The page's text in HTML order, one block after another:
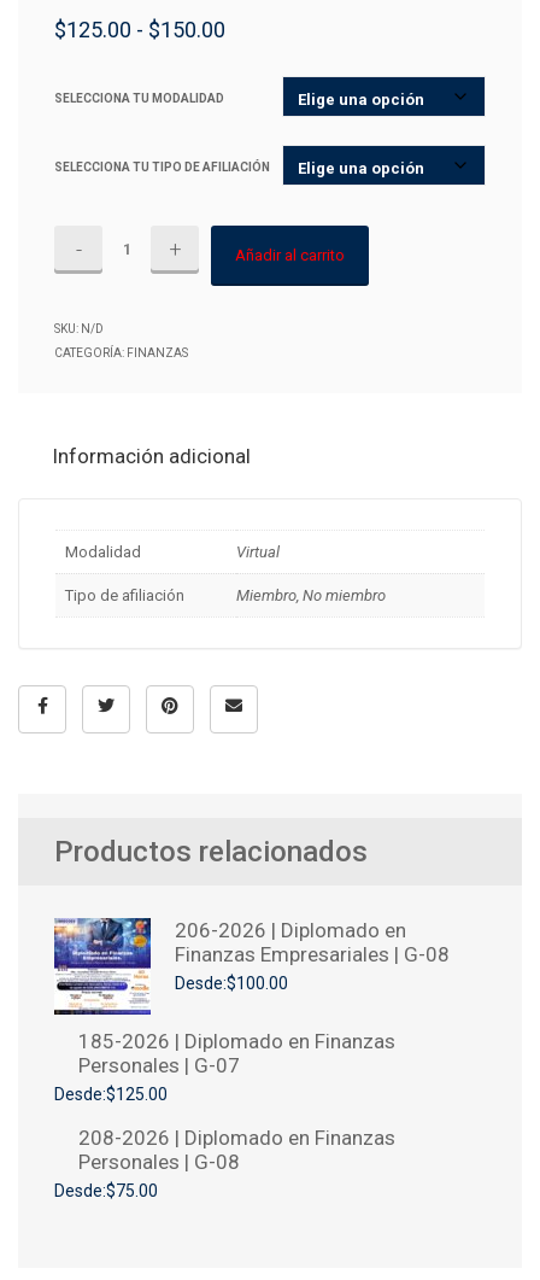
$125.00 - $150.00
precios:
desde
hasta
$150.00
SELECCIONA TU MODALIDAD
SELECCIONA TU TIPO DE AFILIACIÓN
2026
Diplomado
|
cantidad
Añadir al carrito
SKU: N/D
CATEGORÍA: FINANZAS
Información adicional
Modalidad Virtual
Tipo de afiliación Miembro, No miembro
Productos relacionados
206-2026 | Diplomado en
Finanzas Empresariales | G-08
Desde:$100.00
185-2026 | Diplomado en Finanzas
Personales | G-07
Desde:$125.00
208-2026 | Diplomado en Finanzas
Personales | G-08
Desde:$75.00